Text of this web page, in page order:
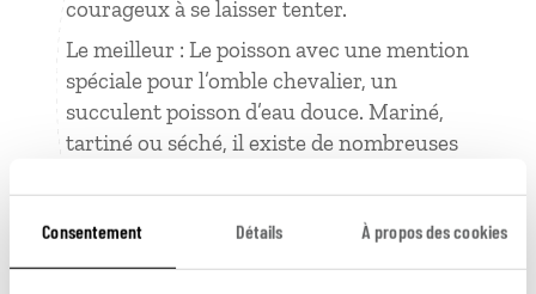
Consentement Détails À propos des cookies
courageux à se laisser tenter.
Le meilleur : Le poisson avec une mention
spéciale pour l’omble chevalier, un
succulent poisson d’eau douce. Mariné,
tartiné ou séché, il existe de nombreuses
2 choses apprises là-bas
Rien ne sert de courir, il faut prendre son